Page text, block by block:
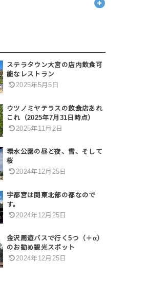
ステラタウン大宮の店内飲食可
能なレストラン
2025年5月5日
ウツノミヤテラスの飲食店あれ
これ（2025年7月31日時点）
2025年11月2日
環水公園の昼と夜、雪、そして
桜
2024年12月25日
宇都宮は関東北部の都なので
す。
2024年12月25日
金沢周遊バスで行く5つ（＋α）
のお勧め観光スポット
2024年12月25日